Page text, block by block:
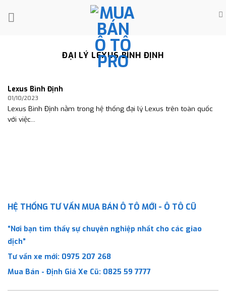
ĐẠI LÝ LEXUS BÌNH ĐỊNH
Lexus Bình Định
01/10/2023
Lexus Bình Định nằm trong hệ thống đại lý Lexus trên toàn quốc
với việc...
HỆ THỐNG TƯ VẤN MUA BÁN Ô TÔ MỚI - Ô TÔ CŨ
“Nơi bạn tìm thấy sự chuyên nghiệp nhất cho các giao
dịch”
Tư vấn xe mới: 0975 207 268
Mua Bán - Định Giá Xe Cũ: 0825 59 7777